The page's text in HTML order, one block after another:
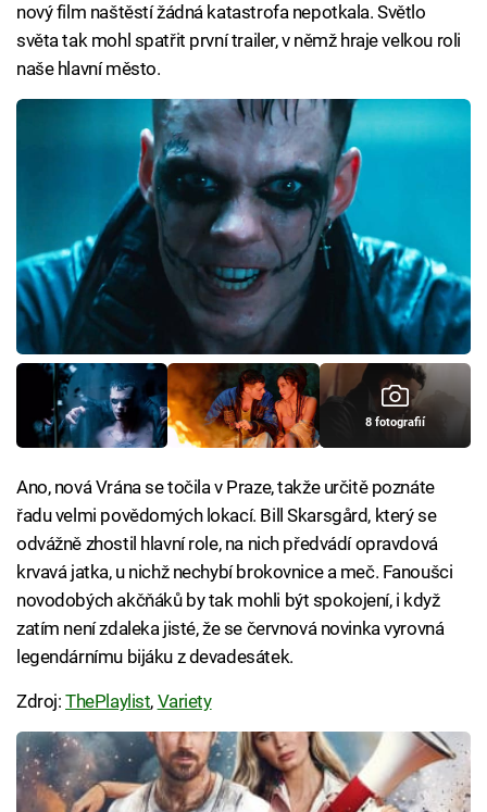
nový film naštěstí žádná katastrofa nepotkala. Světlo
světa tak mohl spatřit první trailer, v němž hraje velkou roli
naše hlavní město.
8 fotografií
Ano, nová Vrána se točila v Praze, takže určitě poznáte
řadu velmi povědomých lokací. Bill Skarsgård, který se
odvážně zhostil hlavní role, na nich předvádí opravdová
krvavá jatka, u nichž nechybí brokovnice a meč. Fanoušci
novodobých akčňáků by tak mohli být spokojení, i když
zatím není zdaleka jisté, že se červnová novinka vyrovná
legendárnímu bijáku z devadesátek.
Zdroj:ThePlaylist, Variety